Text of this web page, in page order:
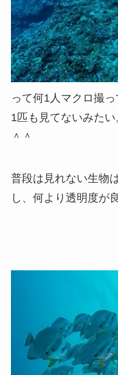
って何1人マクロ撮
1匹も見てないみた
＾＾
普段は見れない生物
し、何より透明度